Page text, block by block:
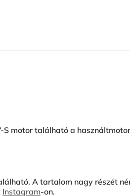
motor található a
A tartalom nagy részét
Instagram-on.